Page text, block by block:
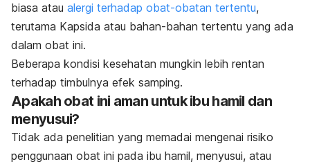
biasa atau alergi terhadap obat-obatan tertentu,
terutama Kapsida atau bahan-bahan tertentu yang ada
dalam obat ini.
Beberapa kondisi kesehatan mungkin lebih rentan
terhadap timbulnya efek samping.
Apakah obat ini aman untuk ibu hamil dan
menyusui?
Tidak ada penelitian yang memadai mengenai risiko
penggunaan obat ini pada ibu hamil, menyusui, atau